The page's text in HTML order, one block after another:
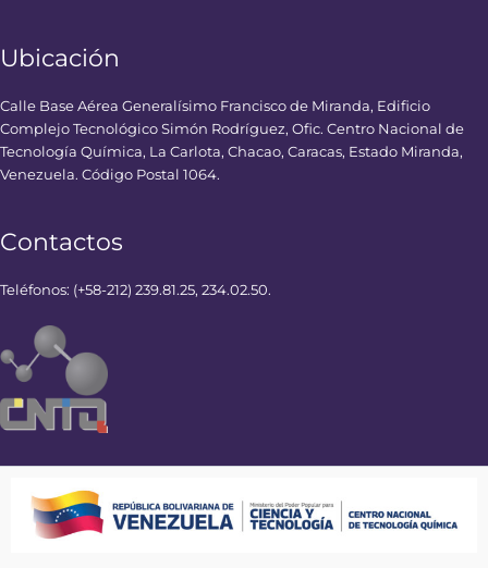
Ubicación
Calle Base Aérea Generalísimo Francisco de Miranda, Edificio
Complejo Tecnológico Simón Rodríguez, Ofic. Centro Nacional de
Tecnología Química, La Carlota, Chacao, Caracas, Estado Miranda,
Venezuela. Código Postal 1064.
Contactos
Teléfonos: (+58-212) 239.81.25, 234.02.50.